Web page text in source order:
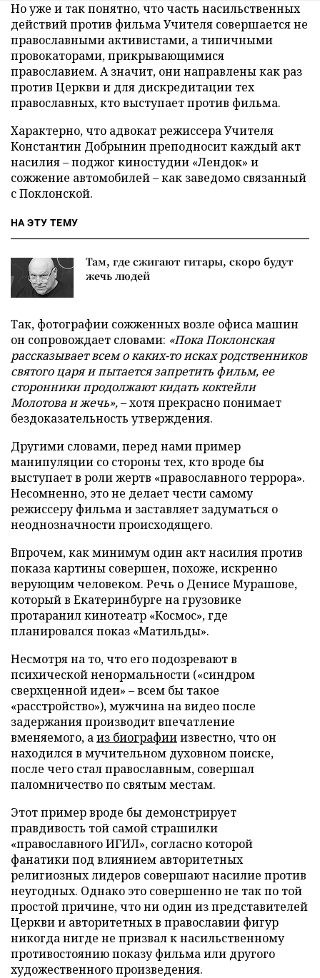
Но уже и так понятно, что часть насильственных
действий против фильма Учителя совершается не
православными активистами, а типичными
провокаторами, прикрывающимися
православием. А значит, они направлены как раз
против Церкви и для дискредитации тех
православных, кто выступает против фильма.
Характерно, что адвокат режиссера Учителя
Константин Добрынин преподносит каждый акт
насилия – поджог киностудии «Лендок» и
сожжение автомобилей – как заведомо связанный
с Поклонской.
НА ЭТУ ТЕМУ
Там, где сжигают гитары, скоро будут
жечь людей
Так, фотографии сожженных возле офиса машин
он сопровождает словами: «Пока Поклонская
рассказывает всем о каких-то исках родственников
святого царя и пытается запретить фильм, ее
сторонники продолжают кидать коктейли
Молотова и жечь»,– хотя прекрасно понимает
бездоказательность утверждения.
Другими словами, перед нами пример
манипуляции со стороны тех, кто вроде бы
выступает в роли жертв «православного террора».
Несомненно, это не делает чести самому
режиссеру фильма и заставляет задуматься о
неоднозначности происходящего.
Впрочем, как минимум один акт насилия против
показа картины совершен, похоже, искренно
верующим человеком. Речь о Денисе Мурашове,
который в Екатеринбурге на грузовике
протаранил кинотеатр «Космос», где
планировался показ «Матильды».
Несмотря на то, что его подозревают в
психической ненормальности («синдром
сверхценной идеи» – всем бы такое
«расстройство»), мужчина на видео после
задержания производит впечатление
вменяемого, аиз биографииизвестно, что он
находился в мучительном духовном поиске,
после чего стал православным, совершал
паломничество по святым местам.
Этот пример вроде бы демонстрирует
правдивость той самой страшилки
«православного ИГИЛ», согласно которой
фанатики под влиянием авторитетных
религиозных лидеров совершают насилие против
неугодных. Однако это совершенно не так по той
простой причине, что ни один из представителей
Церкви и авторитетных в православии фигур
никогда нигде не призвал к насильственному
противостоянию показу фильма или другого
художественного произведения.